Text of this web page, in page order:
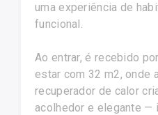
uma experiência de
funcional.
Ao entrar, é recebido
estar com 32 m2, onde
recuperador de calor
acolhedor e elegante —